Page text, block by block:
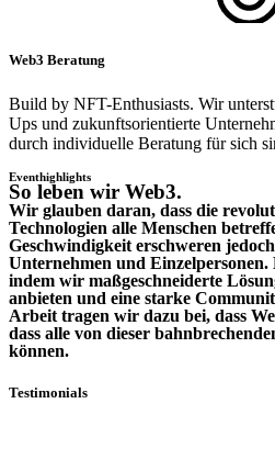
Web3 Beratung
Build by NFT-Enthusiasts. Wir
Ups und zukunftsorientierte
durch individuelle Beratung für sich
Eventhighlights
So leben wir Web3.
Wir glauben daran, dass die
Technologien alle Menschen
Geschwindigkeit erschweren
Unternehmen und
indem wir maßgeschneiderte
anbieten und eine starke
Arbeit tragen wir dazu bei, dass
dass alle von dieser
können.
Testimonials